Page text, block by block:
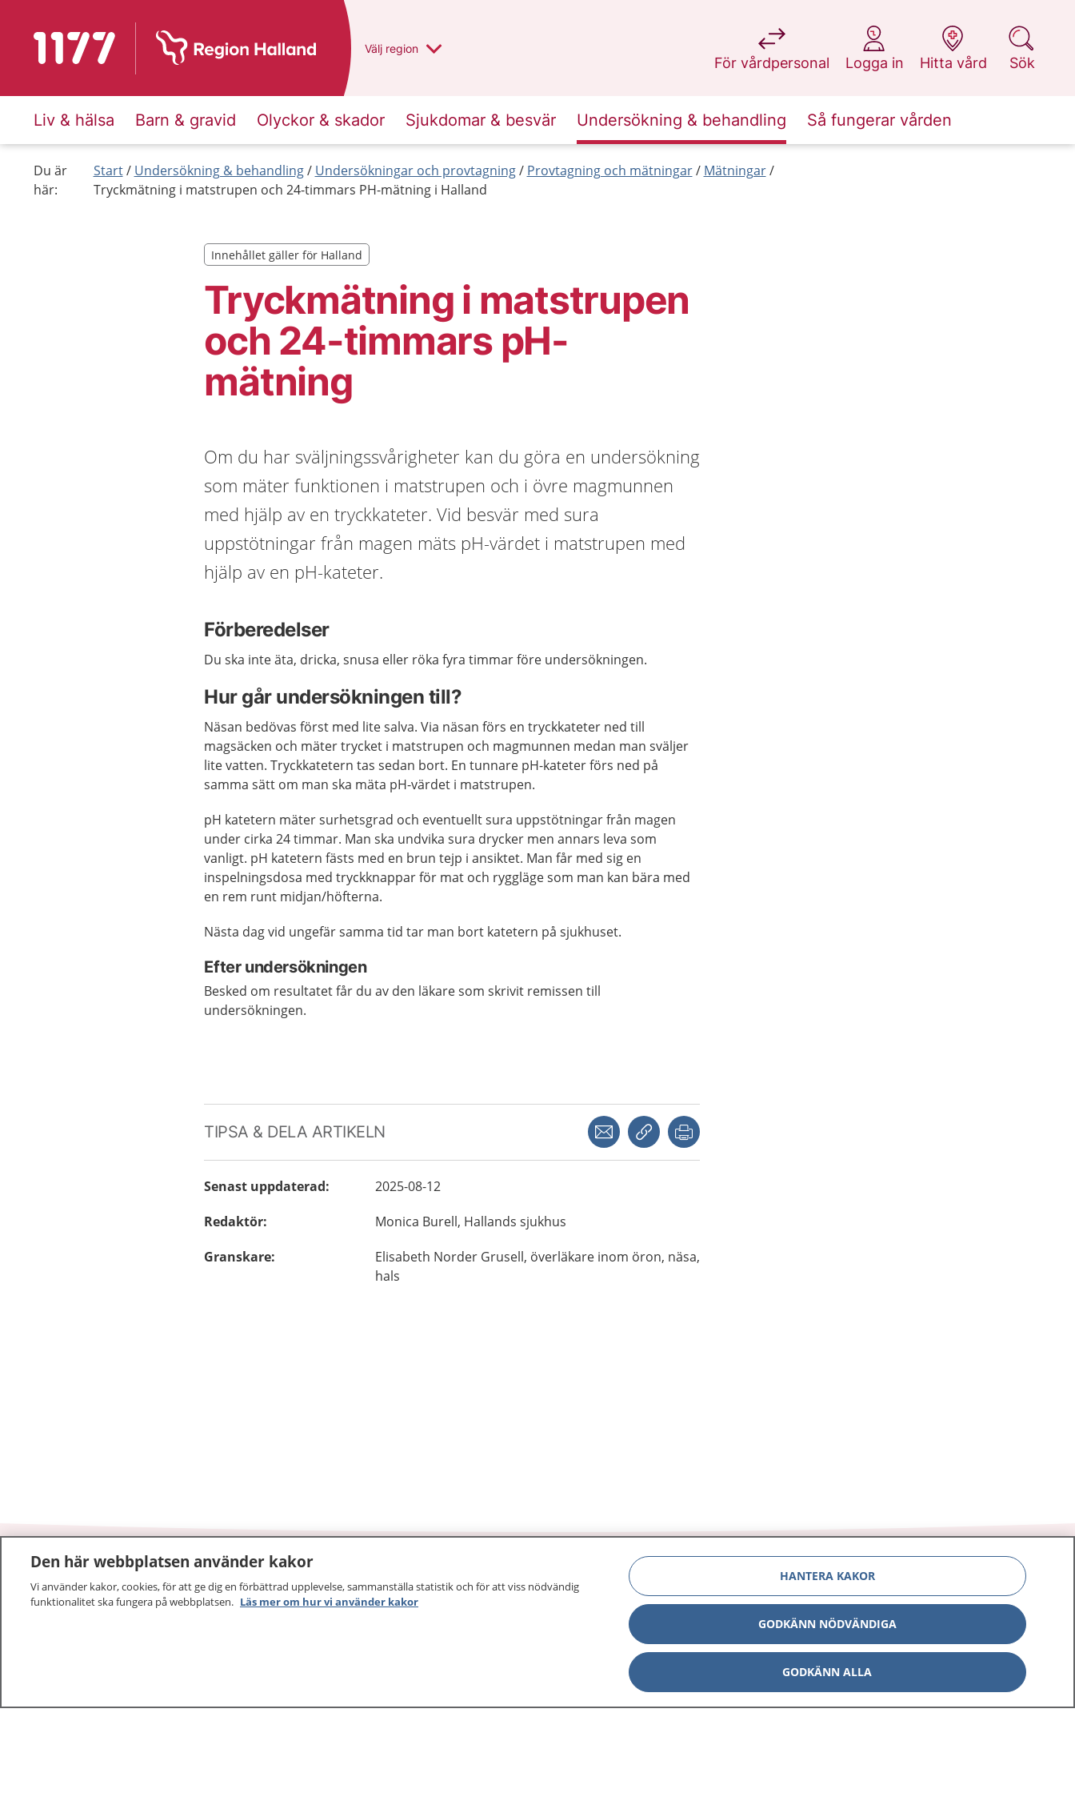
Till startsidan för 1177 Du har valt region
Välj en annan
region
För vårdpersonal
på 1177.se
Logga in
på 1177.se
Hitta vård
på 1177.se
Sök
på 1177.se
Liv & hälsa Barn & gravid Olyckor & skador Sjukdomar & besvär Undersökning & behandling Så fungerar vården
Du är
här:
Start Undersökning & behandling Undersökningar och provtagning Provtagning och mätningar
Mätningar
Tryckmätning i matstrupen och 24-timmars PH-mätning i Halland
Tryckmätning i matstrupen
och 24-timmars pH-
mätning
Innehållet gäller för Halland
Innehållet gäller för Halland
Om du har sväljningssvårigheter kan du göra en undersökning
som mäter funktionen i matstrupen och i övre magmunnen
med hjälp av en tryckkateter. Vid besvär med sura
uppstötningar från magen mäts pH-värdet i matstrupen med
hjälp av en pH-kateter.
Förberedelser
Du ska inte äta, dricka, snusa eller röka fyra timmar före undersökningen.
Hur går undersökningen till?
Näsan bedövas först med lite salva. Via näsan förs en tryckkateter ned till
magsäcken och mäter trycket i matstrupen och magmunnen medan man sväljer
lite vatten. Tryckkatetern tas sedan bort. En tunnare pH-kateter förs ned på
samma sätt om man ska mäta pH-värdet i matstrupen.
pH katetern mäter surhetsgrad och eventuellt sura uppstötningar från magen
under cirka 24 timmar. Man ska undvika sura drycker men annars leva som
vanligt. pH katetern fästs med en brun tejp i ansiktet. Man får med sig en
inspelningsdosa med tryckknappar för mat och ryggläge som man kan bära med
en rem runt midjan/höfterna.
Nästa dag vid ungefär samma tid tar man bort katetern på sjukhuset.
Efter undersökningen
Besked om resultatet får du av den läkare som skrivit remissen till
undersökningen.
TIPSA & DELA ARTIKELN Dela via mejlKopiera länk
Senast uppdaterad:
2025-08-12
Redaktör: Monica Burell, Hallands sjukhus
Granskare: Elisabeth Norder Grusell, överläkare inom öron, näsa,
hals
1177 –tryggt om din hälsa och vård
1177 ger dig råd när du vill må bättre.
Other languages
Lättläst svenska
Om 1177
Aktuellt
Digital tillgänglighet
Den här webbplatsen använder kakor
Vi använder kakor, cookies, för att ge dig en förbättrad upplevelse, sammanställa statistik och för att viss nödvändig
funktionalitet ska fungera på webbplatsen. Läs mer om hur vi använder kakor
HANTERA KAKOR
GODKÄNN NÖDVÄNDIGA
GODKÄNN ALLA